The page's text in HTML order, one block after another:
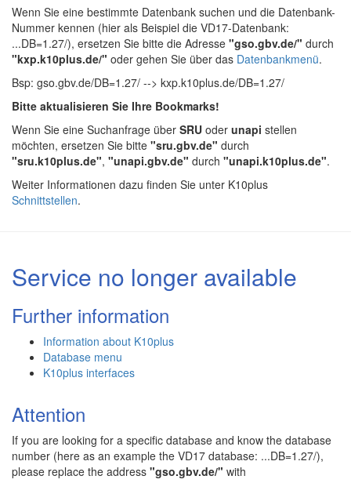
Wenn Sie eine bestimmte Datenbank suchen und die Datenbank-
Nummer kennen (hier als Beispiel die VD17-Datenbank:
...DB=1.27/), ersetzen Sie bitte die Adresse "gso.gbv.de/" durch
"kxp.k10plus.de/" oder gehen Sie über das Datenbankmenü.
Bsp: gso.gbv.de/DB=1.27/ --> kxp.k10plus.de/DB=1.27/
Bitte aktualisieren Sie Ihre Bookmarks!
Wenn Sie eine Suchanfrage über SRU oder unapi stellen
möchten, ersetzen Sie bitte "sru.gbv.de" durch
"sru.k10plus.de", "unapi.gbv.de" durch "unapi.k10plus.de".
Weiter Informationen dazu finden Sie unter K10plus
Schnittstellen.
Service no longer available
Further information
Information about K10plus
Database menu
K10plus interfaces
Attention
If you are looking for a specific database and know the database
number (here as an example the VD17 database: ...DB=1.27/),
please replace the address "gso.gbv.de/" with